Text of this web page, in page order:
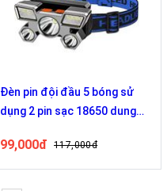
Đèn pin đội đầu 5 bóng sử
dụng 2 pin sạc 18650 dung
99,000đ 117,000đ